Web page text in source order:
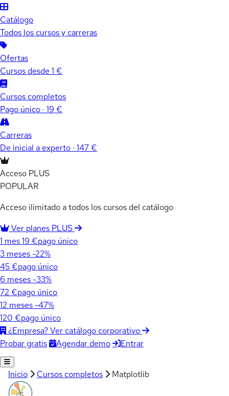
Catálogo
Todos los cursos y carreras
Ofertas
Cursos desde 1 €
Cursos completos
Pago único · 19 €
Carreras
De inicial a experto · 147 €
Acceso PLUS
POPULAR
Acceso ilimitado a todos los cursos del catálogo
Ver planes PLUS
1 mes19 €pago único
3 meses -22%
45 €pago único
6 meses -33%
72 €pago único
12 meses -47%
120 €pago único
¿Empresa? Ver catálogo corporativo
Probar gratis
Agendar demo Entrar
Inicio Cursos completos Matplotlib